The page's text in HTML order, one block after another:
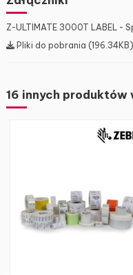
Z-ULTIMATE 3000T LABEL -
Pliki do pobrania (196.34KB)
16 innych produktów